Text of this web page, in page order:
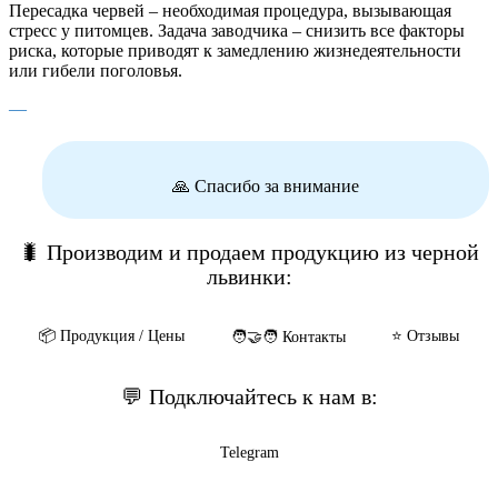
Пересадка червей – необходимая процедура, вызывающая
стресс у питомцев. Задача заводчика – снизить все факторы
риска, которые приводят к замедлению жизнедеятельности
или гибели поголовья.
—
🙏 Спасибо за внимание
🐛 Производим и продаем продукцию из черной
львинки:
📦️ Продукция / Цены 🧑‍🤝‍🧑 Контакты ⭐️ Отзывы
💬 Подключайтесь к нам в:
Telegram